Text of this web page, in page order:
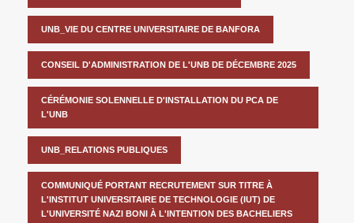
UNB_VIE DU CENTRE UNIVERSITAIRE DE BANFORA
CONSEIL D'ADMINISTRATION DE L'UNB DE DÉCEMBRE 2025
CÉRÉMONIE SOLENNELLE D'INSTALLATION DU PCA DE
L'UNB
UNB_RELATIONS PUBLIQUES
COMMUNIQUÉ PORTANT RECRUTEMENT SUR TITRE À
L'INSTITUT UNIVERSITAIRE DE TECHNOLOGIE (IUT) DE
L'UNIVERSITÉ NAZI BONI À L'INTENTION DES BACHELIERS